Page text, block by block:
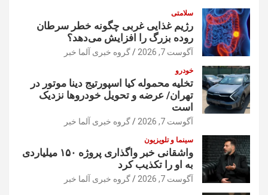
سلامتی
رژیم غذایی غربی چگونه خطر سرطان
روده بزرگ را افزایش می‌دهد؟
آگوست 7, 2026 گروه خبری آلما خبر
خودرو
تخلیه محموله کیا اسپورتیج دینا موتور در
تهران/ عرضه و تحویل خودروها نزدیک
است
آگوست 7, 2026 گروه خبری آلما خبر
سینما و تلویزیون
واشقانی خبر واگذاری پروژه ۱۵۰ میلیاردی
به او را تکذیب کرد
آگوست 7, 2026 گروه خبری آلما خبر